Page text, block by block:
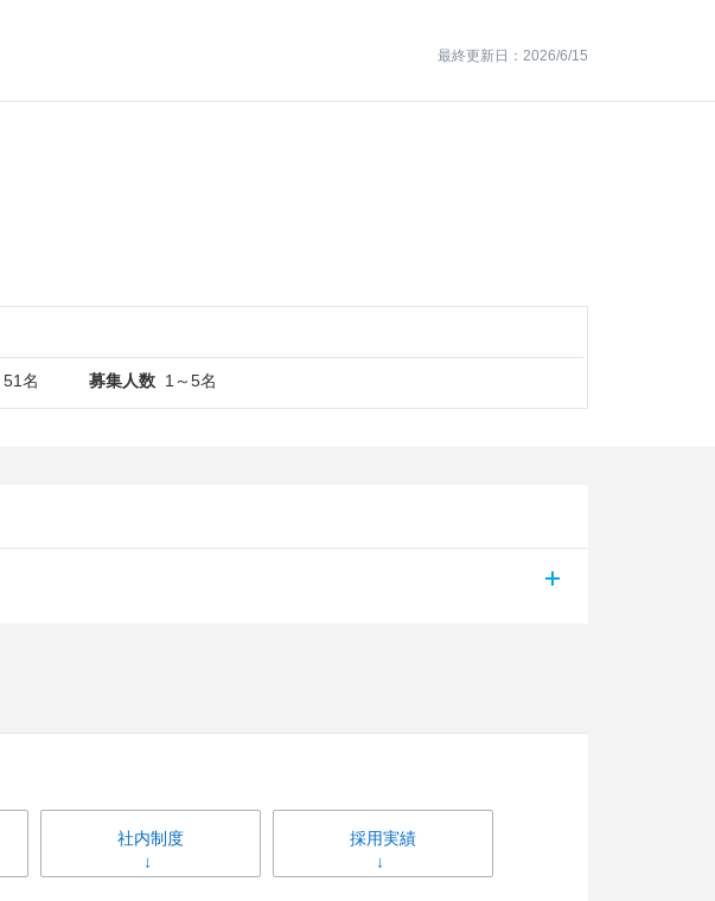
最終更新日：2026/6/15
51名 募集人数 1～5名
社内制度 採用実績